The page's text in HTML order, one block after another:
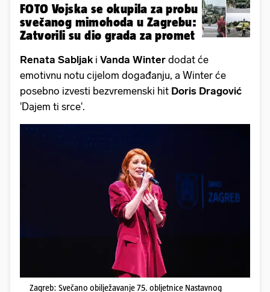
FOTO Vojska se okupila za probu
svečanog mimohoda u Zagrebu:
Zatvorili su dio grada za promet
Renata Sabljak i Vanda Winter dodat će
emotivnu notu cijelom događanju, a Winter će
posebno izvesti bezvremenski hit Doris Dragović
'Dajem ti srce'.
Zagreb: Svečano obilježavanje 75. obljetnice Nastavnog